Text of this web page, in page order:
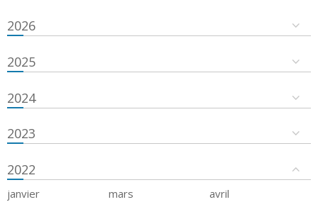
2026
2025
2024
2023
2022
janvier mars
avril